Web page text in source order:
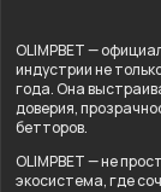
OLIMPBET —
индустрии не
года. Она
доверия,
бетторов.
OLIMPBET — не
экосистема, где